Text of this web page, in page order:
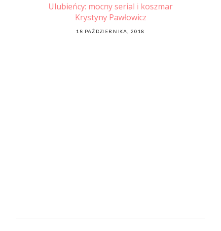
Ulubieńcy: mocny serial i koszmar
Krystyny Pawłowicz
POSTED
18 PAŹDZIERNIKA, 2018